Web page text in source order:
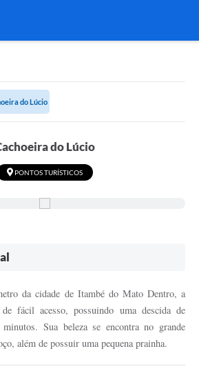
do Lúcio
do Lúcio
PONTOS TURÍSTICOS
da cidade de Itambé do Mato Dentro, a
fácil acesso, possuindo uma descida de
minutos. Sua beleza se encontra no grande
além de possuir uma pequena prainha.